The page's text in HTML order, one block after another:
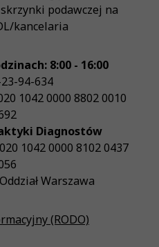
podawczej na
kancelaria
8:00 - 16:00
94-634
1042 0000 8802 0010
Diagnostów
1042 0000 8102 0437
Warszawa
(RODO)